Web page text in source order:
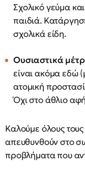
Σχολικό γεύμα
παιδιά.
σχολικά είδη.
Ουσιαστικά
είναι ακόμα εδώ
ατομική
Όχι στο άθλιο
Καλούμε όλους
απευθυνθούν στο
προβλήματα που